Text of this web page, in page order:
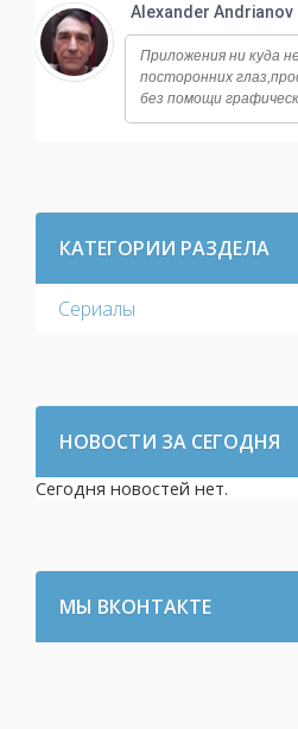
Alexander Andrianov
Приложения ни куда
посторонних
без помощи
так понял? У меня
КАТЕГОРИИ РАЗДЕЛА
Сериалы
НОВОСТИ ЗА СЕГОДНЯ
Сегодня новостей нет.
МЫ ВКОНТАКТЕ